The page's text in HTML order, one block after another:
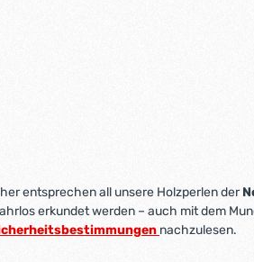
entsprechen all unsere Holzperlen der
erkundet werden – auch mit dem
nachzulesen.